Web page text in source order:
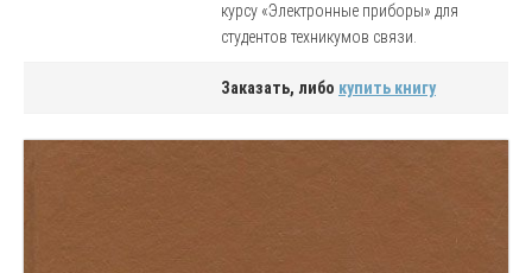
курсу «Электронные приборы» для
студентов техникумов связи.
Заказать, либо купить книгу